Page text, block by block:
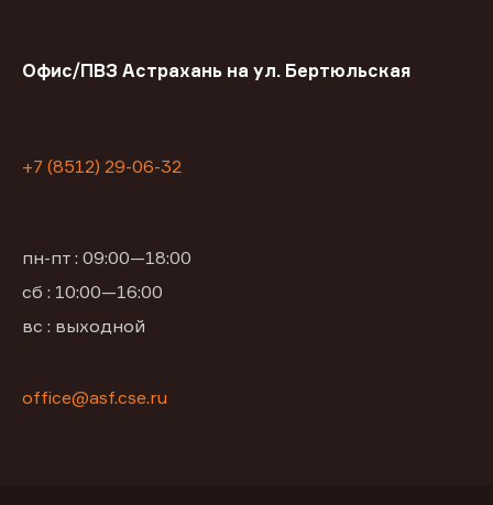
Офис/ПВЗ Астрахань на ул. Бертюльская
+7 (8512) 29-06-32
пн-пт : 09:00—18:00
сб : 10:00—16:00
вс : выходной
office@asf.cse.ru